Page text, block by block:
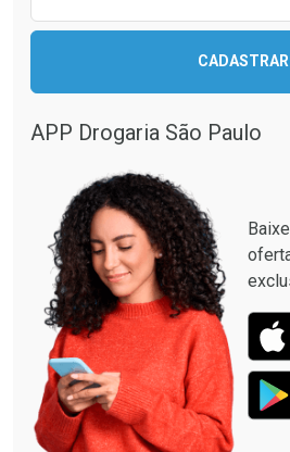
CADASTRAR
APP Drogaria São Paulo